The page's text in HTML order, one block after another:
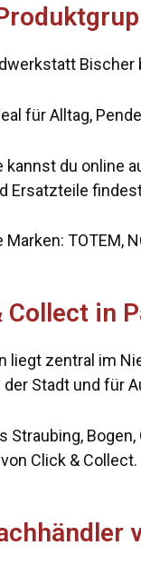
für Alltag,
kannst du online
Ersatzteile
TOTEM,
Collect in
liegt zentral im
Stadt und für
Straubing,
Click & Collect.